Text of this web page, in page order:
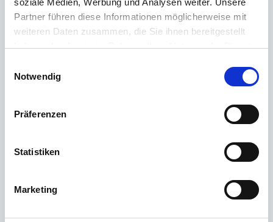
Partner führen diese Informationen möglicherweise mit
weiteren Daten zusammen, die Sie ihnen bereitgestellt
haben oder die sie im Rahmen Ihrer Nutzung der Dienste
Notwendig
Präferenzen
Statistiken
Marketing
+49 (0) 800 22 77 372 / +43 (0) 662 88 921 333
Montag bis Donnerstag 09:00 bis 15:00 Uhr, Freitag 09:00 bis 12:00 Uhr
Die häufigsten Fragen
Welches Revell Skill-Level ist für Modellbau-Anfänger am